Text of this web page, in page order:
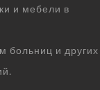
и мебели в
больниц и других